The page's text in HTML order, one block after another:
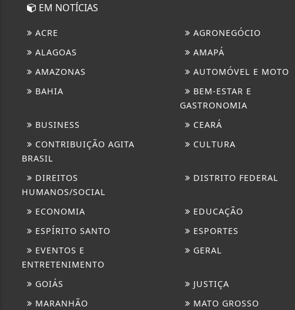
EM NOTÍCIAS
ACRE
AGRONEGÓCIO
ALAGOAS
AMAPÁ
AMAZONAS
AUTOMÓVEL E MOTO
BAHIA
BEM-ESTAR E
GASTRONOMIA
BUSINESS
CEARÁ
CONTRIBUIÇÃO AGITA
BRASIL
CULTURA
DIREITOS
HUMANOS/SOCIAL
DISTRITO FEDERAL
ECONOMIA
EDUCAÇÃO
ESPÍRITO SANTO
ESPORTES
EVENTOS E
ENTRETENIMENTO
GERAL
GOIÁS
JUSTIÇA
MARANHÃO
MATO GROSSO